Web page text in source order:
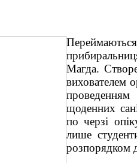
Переймаються
Магда.
вихователем
проведенням
щоденних
по черзі
лише
розпорядком